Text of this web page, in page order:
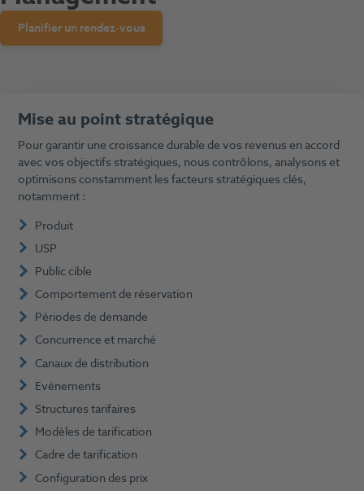
Planifier un rendez-vous
Mise au point stratégique
Pour garantir une croissance durable de vos revenus en accord
avec vos objectifs stratégiques, nous contrôlons, analysons et
optimisons constamment les facteurs stratégiques clés,
notamment :
Produit
USP
Public cible
Comportement de réservation
Périodes de demande
Concurrence et marché
Canaux de distribution
Evénements
Structures tarifaires
Modèles de tarification
Cadre de tarification
Configuration des prix